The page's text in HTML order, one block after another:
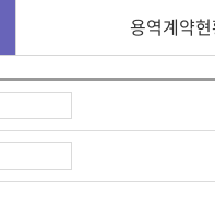
용역계약